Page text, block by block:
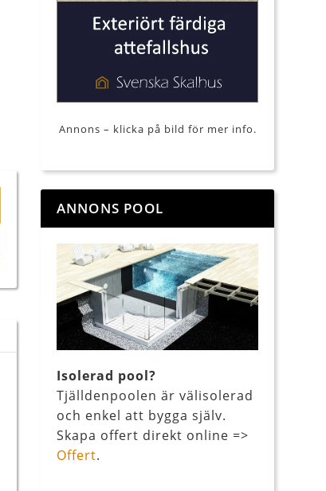
Annons – klicka på bild för mer info.
ANNONS POOL
Isolerad pool?
Tjälldenpoolen är välisolerad
och enkel att bygga själv.
Skapa offert direkt online =>
Offert.